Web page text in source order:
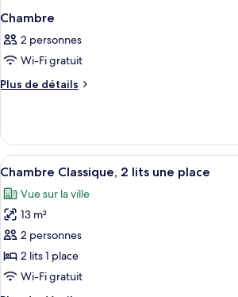
Chambre
2 personnes
Wi-Fi gratuit
Plus de détails
Plus
le
type
de
Chambre
Afficher
toutes
les
photos
pour
ce
type
Chambre
6
Chambre Classique, 2 lits une place
Vue sur la ville
13 m²
2 personnes
2 lits 1 place
Wi-Fi gratuit